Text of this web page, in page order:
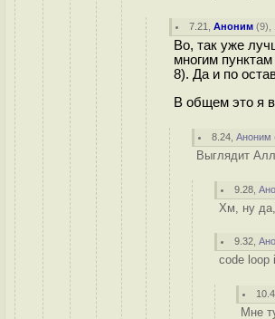
7.21 ,Аноним (9),
Во, так уже
многим
8). Да и по
В общем это я
8.24 ,Аноним
Выглядит
9.28 ,
Хм, ну да,
9.32 ,
code loop
Мне